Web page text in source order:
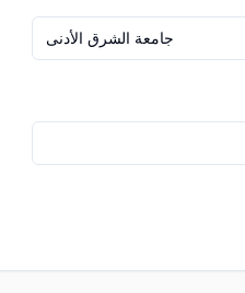
جامعة الشرق الأدنى